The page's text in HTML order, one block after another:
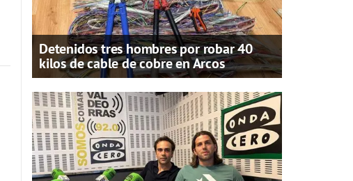
Detenidos tres hombres por robar 40
kilos de cable de cobre en Arcos